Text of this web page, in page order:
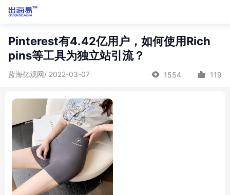
Pinterest有4.42亿用户，如何使用Rich
pins等工具为独立站引流？
蓝海亿观网/ 2022-03-07 1554 119